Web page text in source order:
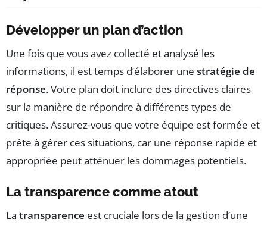
Développer un plan d’action
Une fois que vous avez collecté et analysé les
informations, il est temps d’élaborer une stratégie de
réponse. Votre plan doit inclure des directives claires
sur la manière de répondre à différents types de
critiques. Assurez-vous que votre équipe est formée et
prête à gérer ces situations, car une réponse rapide et
appropriée peut atténuer les dommages potentiels.
La transparence comme atout
La transparence est cruciale lors de la gestion d’une